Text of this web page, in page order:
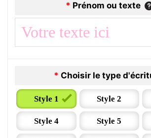
* Prénom ou texte
* Choisir le type
Style 1 Style 2
Style 4 Style 5